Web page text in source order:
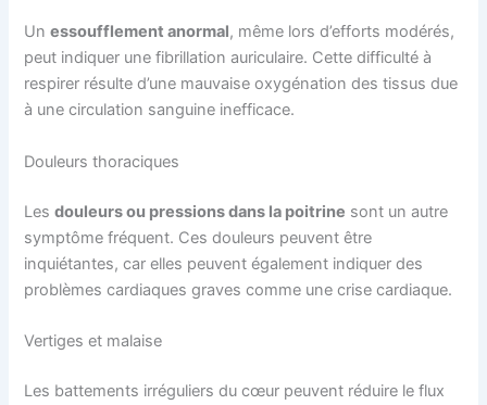
Unessoufflement anormal, même lors d’efforts modérés,
peut indiquer une fibrillation auriculaire. Cette difficulté à
respirer résulte d’une mauvaise oxygénation des tissus due
à une circulation sanguine inefficace.
Douleurs thoraciques
Lesdouleurs ou pressions dans la poitrine sont un autre
symptôme fréquent. Ces douleurs peuvent être
inquiétantes, car elles peuvent également indiquer des
problèmes cardiaques graves comme une crise cardiaque.
Vertiges et malaise
Les battements irréguliers du cœur peuvent réduire le flux